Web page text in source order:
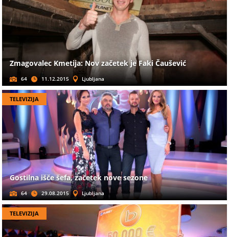
Zmagovalec Kmetija: Nov začetek je Faki Čaušević
64 11.12.2015 Ljubljana
TELEVIZIJA
Gostilna išče šefa, začetek nove sezone
64 29.08.2015 Ljubljana
TELEVIZIJA